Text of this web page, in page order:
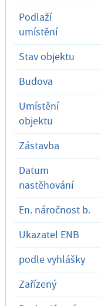
Podlaží
umístění
Stav objektu
Budova
Umístění
objektu
Zástavba
Datum
nastěhování
En. náročnost b.
Ukazatel ENB
podle vyhlášky
Zařízený